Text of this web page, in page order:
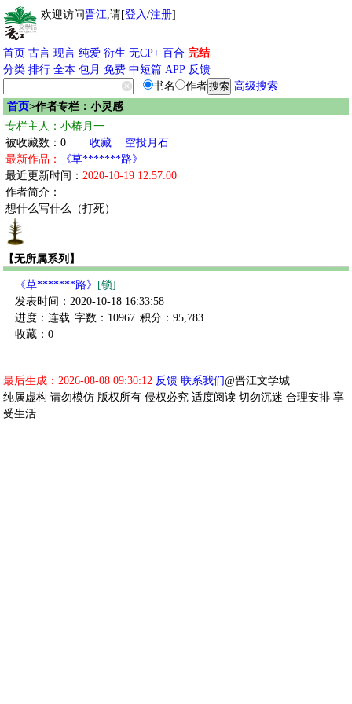
欢迎访问晋江,请[登入/注册]
首页 古言 现言 纯爱 衍生 无CP+ 百合 完结
分类 排行 全本 包月 免费 中短篇 APP 反馈
书名
作者
高级搜索
首页>作者专栏：小灵感
专栏主人：小椿月一
被收藏数：0
收藏
空投月石
最新作品：
《草*******路》
最近更新时间： 2020-10-19 12:57:00
作者简介：
想什么写什么（打死）
【无所属系列】
《草*******路》
[锁]
发表时间：2020-10-18 16:33:58
进度：连载 字数：10967 积分：95,783
收藏：0
最后生成：2026-08-08 09:30:12 反馈 联系我们@晋江文学城
纯属虚构 请勿模仿 版权所有 侵权必究 适度阅读 切勿沉迷 合理安排 享
受生活